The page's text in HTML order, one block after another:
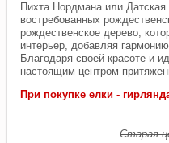
Пихта Нордмана или
востребованных
рождественское дерево,
интерьер, добавляя
Благодаря своей красоте и
настоящим центром
При покупке елки -
Старая